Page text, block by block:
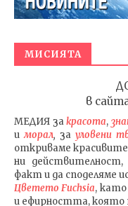
МИСИЯТА
в
МЕДИЯ закрасота,
иморал, за уловени т
откриваме
ни
факт и да споделяме
Цветето Fuchsia, като
и ефирността, която